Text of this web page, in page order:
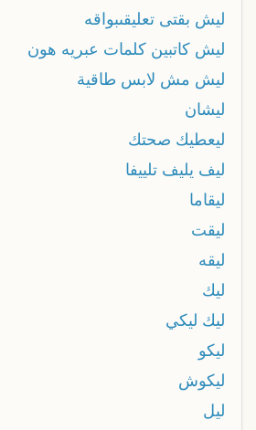
ليش بقتى تعليقىبواقه
ليش كاتبين كلمات عبريه هون
ليش مش لابس طاقية
ليشان
ليعطيك صحتك
ليف يليف تلييفا
ليقاما
ليقت
ليقه
ليك
ليك ليكي
ليكو
ليكوش
ليل